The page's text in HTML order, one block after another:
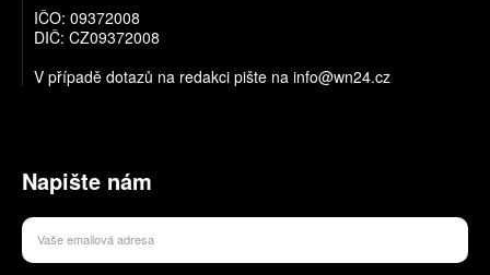
IČO: 09372008
DIČ: CZ09372008
V případě dotazů na redakci pište na info@wn24.cz
Napište nám